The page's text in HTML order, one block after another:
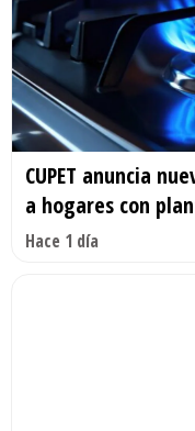
CUPET anuncia
a hogares con
Hace 1 día